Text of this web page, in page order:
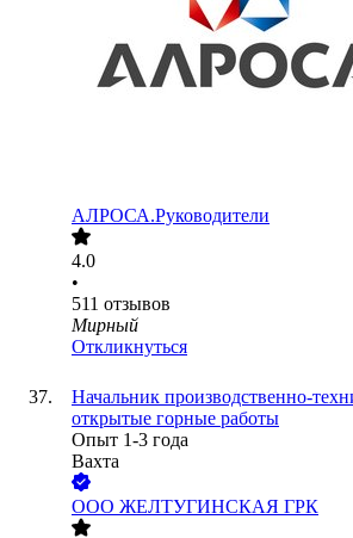
АЛРОСА.Руководители
4.0
•
511 отзывов
Мирный
Откликнуться
Начальник производственно-
открытые горные работы
Опыт 1-3 года
Вахта
ООО ЖЕЛТУГИНСКАЯ ГРК